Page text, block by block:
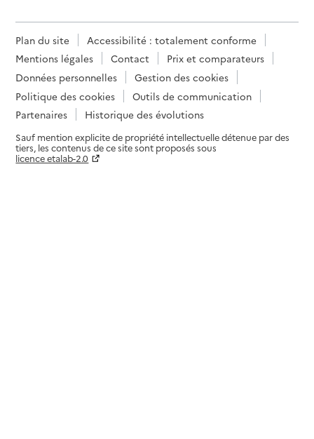
Plan du site
Accessibilité : totalement conforme
Mentions légales
Contact
Prix et comparateurs
Données personnelles
Gestion des cookies
Politique des cookies
Outils de communication
Partenaires
Historique des évolutions
Sauf mention explicite de propriété intellectuelle détenue par des
tiers, les contenus de ce site sont proposés sous
licence etalab-2.0